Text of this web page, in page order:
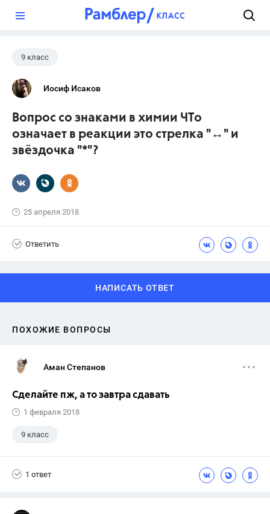
9 класс
Иосиф Исаков
Вопрос со знаками в химии ЧТо
означает в реакции это стрелка "↔" и
звёздочка "*"?
25 апреля 2018
Ответить
НАПИСАТЬ ОТВЕТ
ПОХОЖИЕ ВОПРОСЫ
Аман Степанов
Сделайте пж, а то завтра сдавать
1 февраля 2018
9 класс
1 ответ